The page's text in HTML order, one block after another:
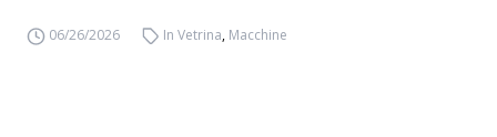
06/26/2026 In Vetrina, Macchine